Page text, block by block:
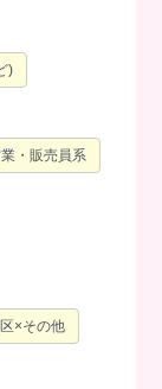
)
・販売員系
×その他